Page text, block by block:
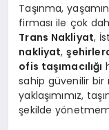
Taşınma,
firması ile çok
Trans Nakliyat,
nakliyat,
ofis taşımacılığı
sahip güvenilir bir
yaklaşımımız,
şekilde